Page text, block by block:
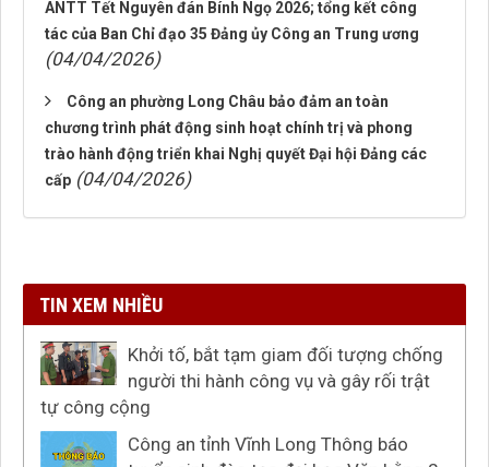
ANTT Tết Nguyên đán Bính Ngọ 2026; tổng kết công
tác của Ban Chỉ đạo 35 Đảng ủy Công an Trung ương
(04/04/2026)
Công an phường Long Châu bảo đảm an toàn
chương trình phát động sinh hoạt chính trị và phong
trào hành động triển khai Nghị quyết Đại hội Đảng các
cấp (04/04/2026)
TIN XEM NHIỀU
Khởi tố, bắt tạm giam đối tượng chống
người thi hành công vụ và gây rối trật
tự công cộng
Công an tỉnh Vĩnh Long Thông báo